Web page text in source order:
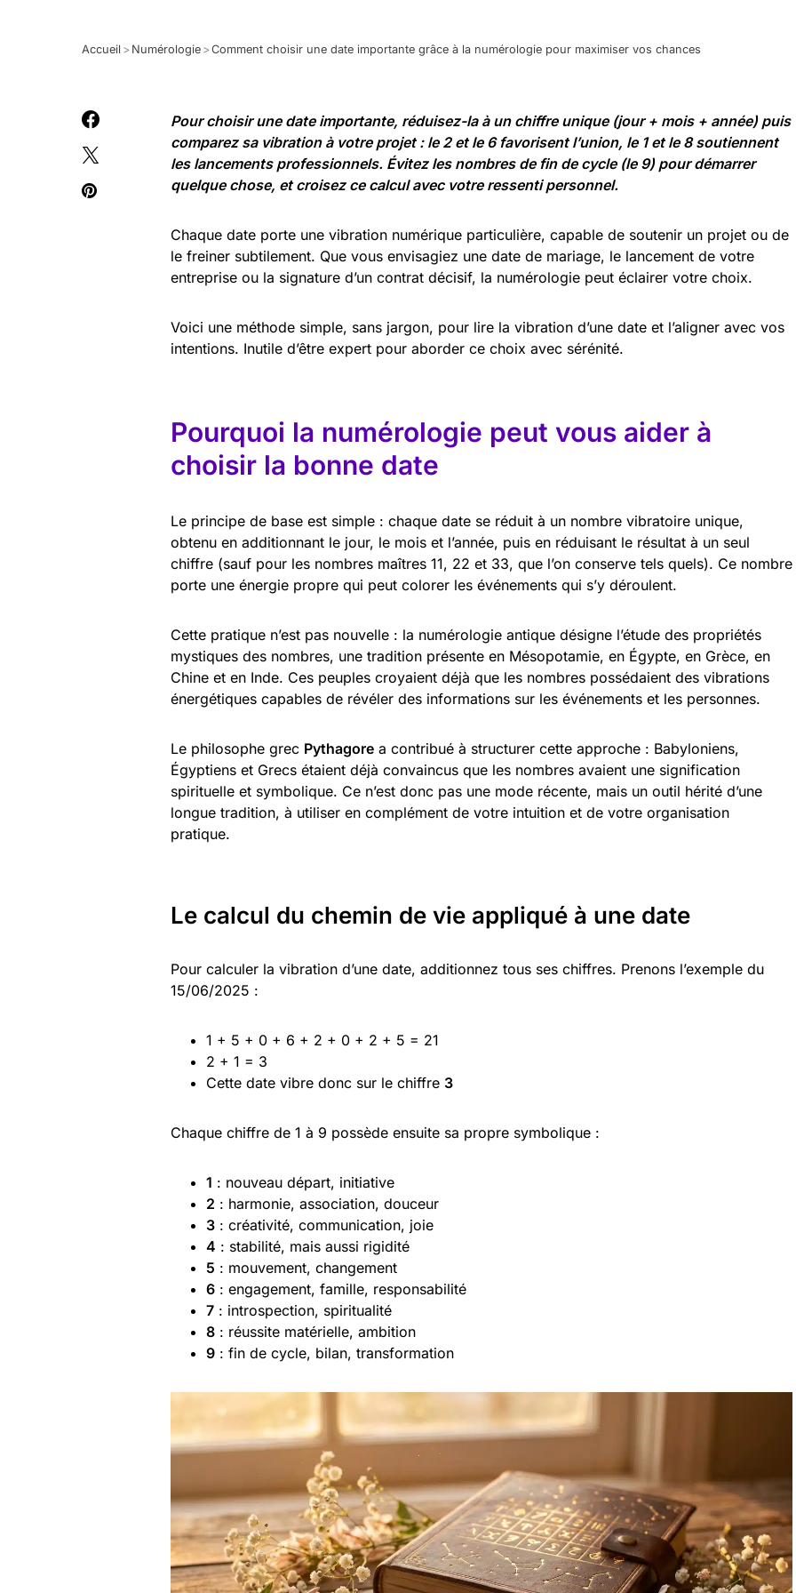
Accueil > Numérologie >Comment choisir une date importante grâce à la numérologie pour maximiser vos chances
Pour choisir une date importante, réduisez-la à un chiffre unique (jour + mois + année) puis
comparez sa vibration à votre projet : le 2 et le 6 favorisent l’union, le 1 et le 8 soutiennent
les lancements professionnels. Évitez les nombres de fin de cycle (le 9) pour démarrer
quelque chose, et croisez ce calcul avec votre ressenti personnel.
Chaque date porte une vibration numérique particulière, capable de soutenir un projet ou de
le freiner subtilement. Que vous envisagiez une date de mariage, le lancement de votre
entreprise ou la signature d’un contrat décisif, la numérologie peut éclairer votre choix.
Voici une méthode simple, sans jargon, pour lire la vibration d’une date et l’aligner avec vos
intentions. Inutile d’être expert pour aborder ce choix avec sérénité.
Pourquoi la numérologie peut vous aider à
choisir la bonne date
Le principe de base est simple : chaque date se réduit à un nombre vibratoire unique,
obtenu en additionnant le jour, le mois et l’année, puis en réduisant le résultat à un seul
chiffre (sauf pour les nombres maîtres 11, 22 et 33, que l’on conserve tels quels). Ce nombre
porte une énergie propre qui peut colorer les événements qui s’y déroulent.
Cette pratique n’est pas nouvelle : la numérologie antique désigne l’étude des propriétés
mystiques des nombres, une tradition présente en Mésopotamie, en Égypte, en Grèce, en
Chine et en Inde. Ces peuples croyaient déjà que les nombres possédaient des vibrations
énergétiques capables de révéler des informations sur les événements et les personnes.
Le philosophe grec Pythagore a contribué à structurer cette approche : Babyloniens,
Égyptiens et Grecs étaient déjà convaincus que les nombres avaient une signification
spirituelle et symbolique. Ce n’est donc pas une mode récente, mais un outil hérité d’une
longue tradition, à utiliser en complément de votre intuition et de votre organisation
pratique.
Le calcul du chemin de vie appliqué à une date
Pour calculer la vibration d’une date, additionnez tous ses chiffres. Prenons l’exemple du
15/06/2025 :
1 + 5 + 0 + 6 + 2 + 0 + 2 + 5 = 21
2 + 1 = 3
Cette date vibre donc sur le chiffre 3
Chaque chiffre de 1 à 9 possède ensuite sa propre symbolique :
1 : nouveau départ, initiative
2 : harmonie, association, douceur
3 : créativité, communication, joie
4 : stabilité, mais aussi rigidité
5 : mouvement, changement
6 : engagement, famille, responsabilité
7 : introspection, spiritualité
8 : réussite matérielle, ambition
9 : fin de cycle, bilan, transformation